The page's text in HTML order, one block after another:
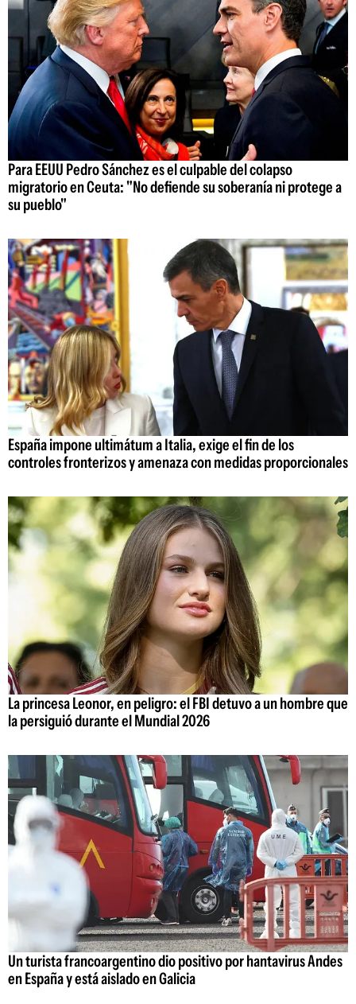
Para EEUU Pedro Sánchez es el culpable del colapso
migratorio en Ceuta: "No defiende su soberanía ni protege a
su pueblo"
España impone ultimátum a Italia, exige el fin de los
controles fronterizos y amenaza con medidas proporcionales
La princesa Leonor, en peligro: el FBI detuvo a un hombre que
la persiguió durante el Mundial 2026
Un turista francoargentino dio positivo por hantavirus Andes
en España y está aislado en Galicia